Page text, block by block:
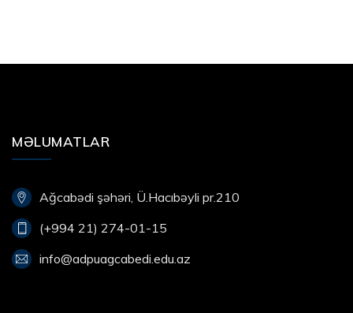
MƏLUMATLAR
Ağcabədi şəhəri, Ü.Hacıbəyli pr.210
(+994 21) 274-01-15
info@adpuagcabedi.edu.az